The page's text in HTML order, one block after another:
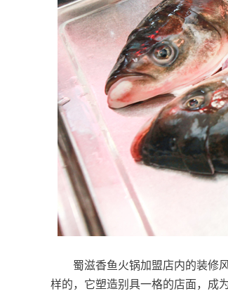
蜀滋香鱼火锅加盟店内的装修风
样的，它塑造别具一格的店面，成